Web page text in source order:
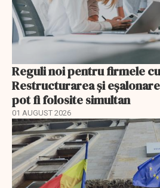
Reguli noi pentru firmele
Restructurarea și
pot fi folosite simultan
01 AUGUST 2026